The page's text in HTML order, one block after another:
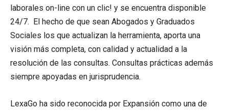
laborales on-line con un clic! y se encuentra disponible
24/7. El hecho de que sean Abogados y Graduados
Sociales los que actualizan la herramienta, aporta una
visión más completa, con calidad y actualidad a la
resolución de las consultas. Consultas prácticas además
siempre apoyadas en jurisprudencia.
LexaGo ha sido reconocida por Expansión como una de